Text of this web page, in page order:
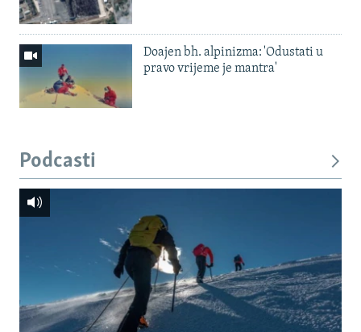
Doajen bh. alpinizma: 'Odustati u
pravo vrijeme je mantra'
Podcasti